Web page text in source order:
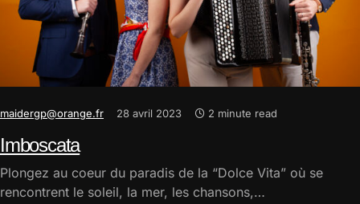
maidergp@orange.fr 28 avril 2023 2 minute read
Imboscata
Plongez au coeur du paradis de la “Dolce Vita” où se
rencontrent le soleil, la mer, les chansons,…